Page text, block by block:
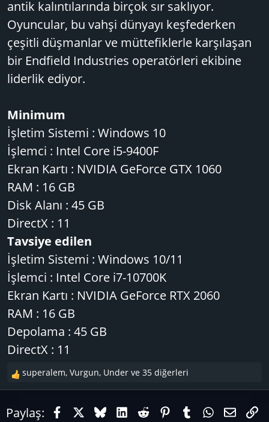
antik kalıntılarında birçok sır saklıyor.
Oyuncular, bu vahşi dünyayı keşfederken
çeşitli düşmanlar ve müttefiklerle karşılaşan
bir Endfield Industries operatörleri ekibine
liderlik ediyor.
Minimum
İşletim Sistemi : Windows 10
İşlemci : Intel Core i5-9400F
Ekran Kartı : NVIDIA GeForce GTX 1060
RAM : 16 GB
Disk Alanı : 45 GB
DirectX : 11
Tavsiye edilen
İşletim Sistemi : Windows 10/11
İşlemci : Intel Core i7-10700K
Ekran Kartı : NVIDIA GeForce RTX 2060
RAM : 16 GB
Depolama : 45 GB
DirectX : 11
T
e
k
superalem, Vurgun, Under ve 35 diğerleri
Paylaş: FacebookX (Twitter)
BlueskyLinkedIn
RedditPinterestTumblrE-